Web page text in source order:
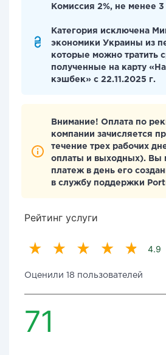
Комиссия 2%, не менее 3
Категория исключена
экономики Украины из
которые можно тратить
полученные на карту
кэшбек» с 22.11.2025 г.
Внимание! Оплата по
компании зачисляется
течение трех рабочих
оплаты и выходных). Вы
платеж в день его
в службу поддержки
Рейтинг услуги
4.9
Оценили 18 пользователей
71